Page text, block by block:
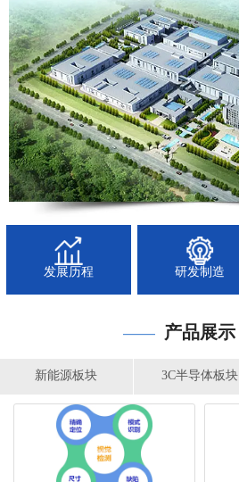
发展历程 研发制造
—— 产品展示
新能源板块 3C半导体板块